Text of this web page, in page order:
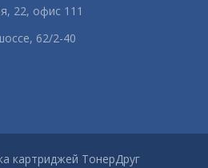
22, офис 111
62/2-40
картриджей ТонерДруг